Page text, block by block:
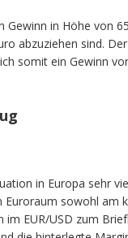
Gewinn in Höhe von
abzuziehen sind.
somit ein Gewinn
in Europa sehr
sowohl am
EUR/USD zum